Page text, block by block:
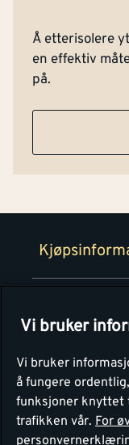
Å etterisolere
en effektiv
på.
Retur- og
Kontakt oss
Tjenester
Montér
Om Montér
Personvern
Våre
Vi bruker
Vi bruker
å fungere
funksjoner knyttet
trafikken vår. For